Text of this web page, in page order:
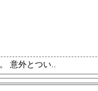
意外とつい..